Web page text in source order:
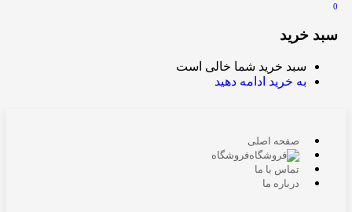
0
سبد خرید
سبد خرید شما خالی است
به خرید ادامه دهید
صفحه اصلی
فروشگاه
تماس با ما
درباره ما